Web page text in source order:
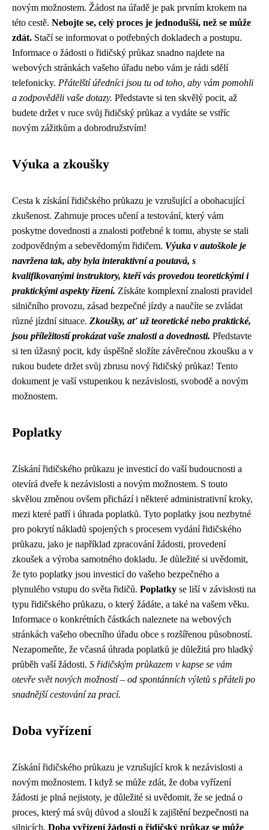
novým možnostem. Žádost na úřadě je pak prvním krokem na
této cestě. Nebojte se, celý proces je jednodušší, než se může
zdát. Stačí se informovat o potřebných dokladech a postupu.
Informace o žádosti o řidičský průkaz snadno najdete na
webových stránkách vašeho úřadu nebo vám je rádi sdělí
telefonicky. Přátelští úředníci jsou tu od toho, aby vám pomohli
a zodpověděli vaše dotazy. Představte si ten skvělý pocit, až
budete držet v ruce svůj řidičský průkaz a vydáte se vstříc
novým zážitkům a dobrodružstvím!
Výuka a zkoušky
Cesta k získání řidičského průkazu je vzrušující a obohacující
zkušenost. Zahrnuje proces učení a testování, který vám
poskytne dovednosti a znalosti potřebné k tomu, abyste se stali
zodpovědným a sebevědomým řidičem. Výuka v autoškole je
navržena tak, aby byla interaktivní a poutavá, s
kvalifikovanými instruktory, kteří vás provedou teoretickými i
praktickými aspekty řízení. Získáte komplexní znalosti pravidel
silničního provozu, zásad bezpečné jízdy a naučíte se zvládat
různé jízdní situace. Zkoušky, ať už teoretické nebo praktické,
jsou příležitostí prokázat vaše znalosti a dovednosti. Představte
si ten úžasný pocit, kdy úspěšně složíte závěrečnou zkoušku a v
rukou budete držet svůj zbrusu nový řidičský průkaz! Tento
dokument je vaší vstupenkou k nezávislosti, svobodě a novým
možnostem.
Poplatky
Získání řidičského průkazu je investicí do vaší budoucnosti a
otevírá dveře k nezávislosti a novým možnostem. S touto
skvělou změnou ovšem přichází i některé administrativní kroky,
mezi které patří i úhrada poplatků. Tyto poplatky jsou nezbytné
pro pokrytí nákladů spojených s procesem vydání řidičského
průkazu, jako je například zpracování žádosti, provedení
zkoušek a výroba samotného dokladu. Je důležité si uvědomit,
že tyto poplatky jsou investicí do vašeho bezpečného a
plynulého vstupu do světa řidičů. Poplatky se liší v závislosti na
typu řidičského průkazu, o který žádáte, a také na vašem věku.
Informace o konkrétních částkách naleznete na webových
stránkách vašeho obecního úřadu obce s rozšířenou působností.
Nezapomeňte, že včasná úhrada poplatků je důležitá pro hladký
průběh vaší žádosti. S řidičským průkazem v kapse se vám
otevře svět nových možností – od spontánních výletů s přáteli po
snadnější cestování za prací.
Doba vyřízení
Získání řidičského průkazu je vzrušující krok k nezávislosti a
novým možnostem. I když se může zdát, že doba vyřízení
žádosti je plná nejistoty, je důležité si uvědomit, že se jedná o
proces, který má svůj důvod a slouží k zajištění bezpečnosti na
silnicích. Doba vyřízení žádosti o řidičský průkaz se může